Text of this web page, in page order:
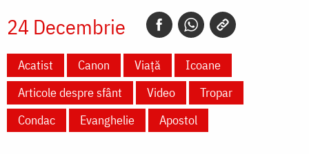
24 Decembrie
Acatist Canon Viață
Icoane
Articole despre sfânt
Video
Tropar
Condac
Evanghelie Apostol